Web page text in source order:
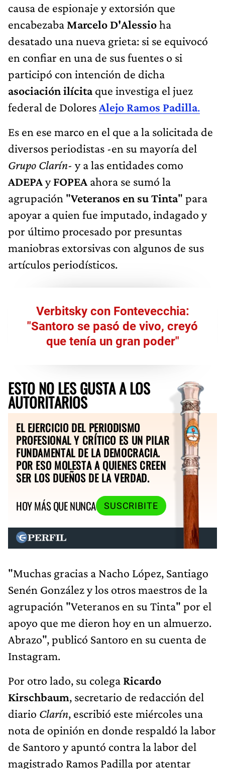
causa de espionaje y extorsión que
encabezaba Marcelo D'Alessioha
desatado una nueva grieta: si se equivocó
en confiar en una de sus fuentes o si
participó con intención de dicha
asociación ilícitaque investiga el juez
federal de DoloresAlejo Ramos Padilla.
Es en ese marco en el que a la solicitada de
diversos periodistas -en su mayoría del
Grupo Clarín- y a las entidades como
ADEPAyFOPEA ahora se sumó la
agrupación "Veteranos en su Tinta" para
apoyar a quien fue imputado, indagado y
por último procesado por presuntas
maniobras extorsivas con algunos de sus
artículos periodísticos.
Verbitsky con Fontevecchia:
"Santoro se pasó de vivo, creyó
que tenía un gran poder"
ESTO NO LES GUSTA A LOS
AUTORITARIOS
EL EJERCICIO DEL PERIODISMO
PROFESIONAL Y CRÍTICO ES UN PILAR
FUNDAMENTAL DE LA DEMOCRACIA.
POR ESO MOLESTA A QUIENES CREEN
SER LOS DUEÑOS DE LA VERDAD.
HOY MÁS QUE NUNCA
SUSCRIBITE
"Muchas gracias a Nacho López, Santiago
Senén González y los otros maestros de la
agrupación "Veteranos en su Tinta" por el
apoyo que me dieron hoy en un almuerzo.
Abrazo", publicó Santoro en su cuenta de
Instagram.
Por otro lado, su colega Ricardo
Kirschbaum, secretario de redacción del
diario Clarín, escribió este miércoles una
nota de opinión en donde respaldó la labor
de Santoro y apuntó contra la labor del
magistrado Ramos Padilla por atentar